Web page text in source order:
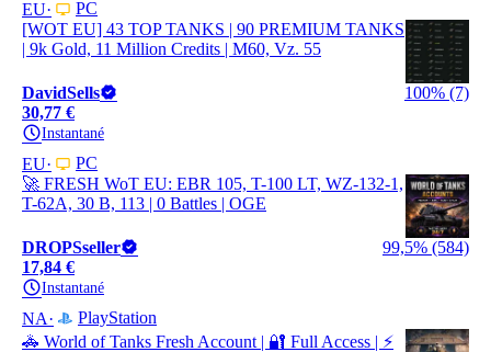
EU
PC
[WOT EU] 43 TOP TANKS | 90 PREMIUM TANKS
| 9k Gold, 11 Million Credits | M60, Vz. 55
DavidSells
100% (7)
30,77 €
Instantané
EU
PC
🚀 FRESH WoT EU: EBR 105, T-100 LT, WZ-132-1,
T-62A, 30 B, 113 | 0 Battles | OGE
DROPSseller
99,5% (584)
17,84 €
Instantané
NA
PlayStation
🚓 World of Tanks Fresh Account | 🔐 Full Access | ⚡